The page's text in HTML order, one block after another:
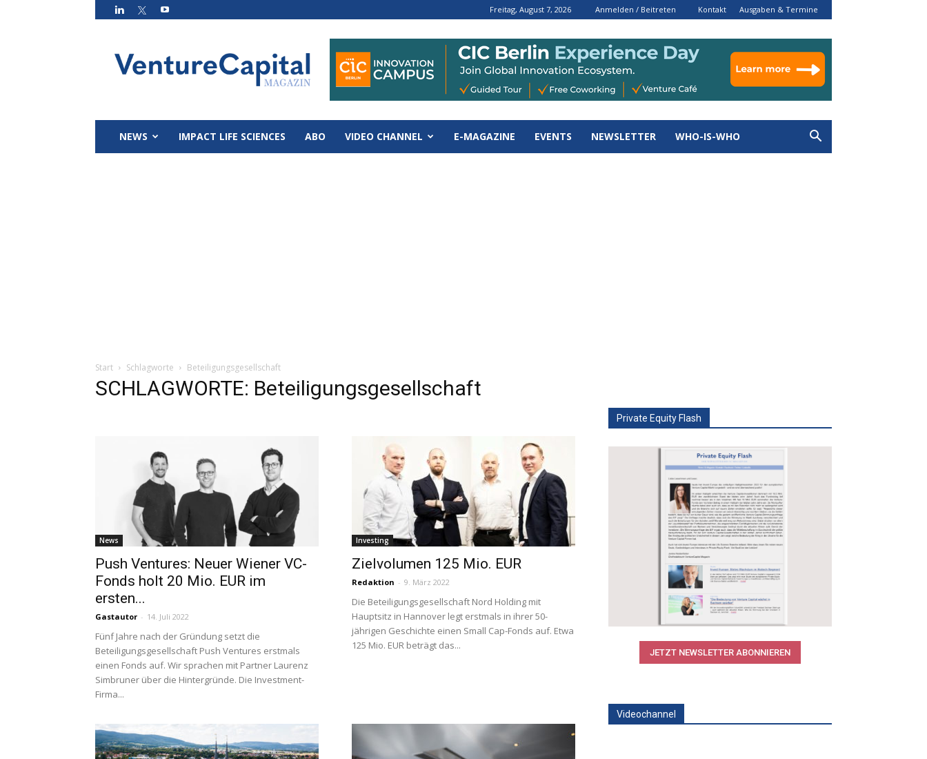
Freitag, August 7, 2026 Anmelden / Beitreten Kontakt Ausgaben & Termine
Magazin
NEWS IMPACT LIFE SCIENCES ABO VIDEO CHANNEL E-MAGAZINE EVENTS NEWSLETTER WHO-IS-WHO
Start Schlagworte Beteiligungsgesellschaft
SCHLAGWORTE: Beteiligungsgesellschaft
News
Push Ventures: Neuer Wiener VC-
Fonds holt 20 Mio. EUR im
ersten...
Gastautor - 14. Juli 2022
Fünf Jahre nach der Gründung setzt die
Beteiligungsgesellschaft Push Ventures erstmals
einen Fonds auf. Wir sprachen mit Partner Laurenz
Simbruner über die Hintergründe. Die Investment-
Firma...
Investing
Zielvolumen 125 Mio. EUR
Redaktion - 9. März 2022
Die Beteiligungsgesellschaft Nord Holding mit
Hauptsitz in Hannover legt erstmals in ihrer 50-
jährigen Geschichte einen Small Cap-Fonds auf. Etwa
125 Mio. EUR beträgt das...
Private Equity Flash
JETZT NEWSLETTER ABONNIEREN
Videochannel